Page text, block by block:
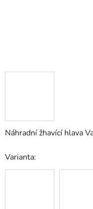
Náhradní žhavící hlava
Varianta: